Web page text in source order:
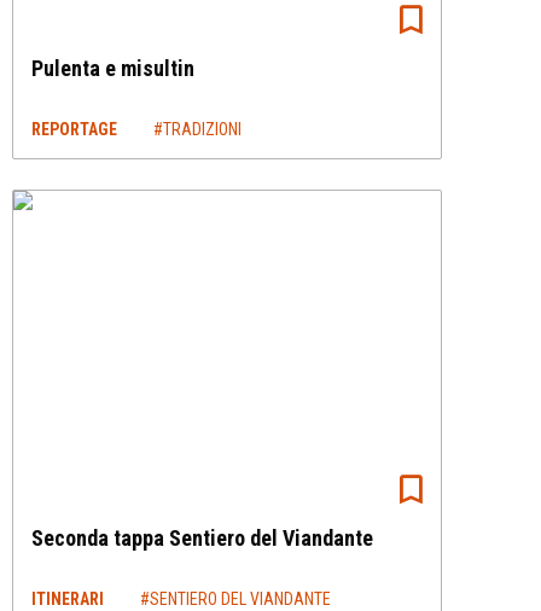
Pulenta e misultin
REPORTAGE #TRADIZIONI
Seconda tappa Sentiero del Viandante
ITINERARI #SENTIERO DEL VIANDANTE